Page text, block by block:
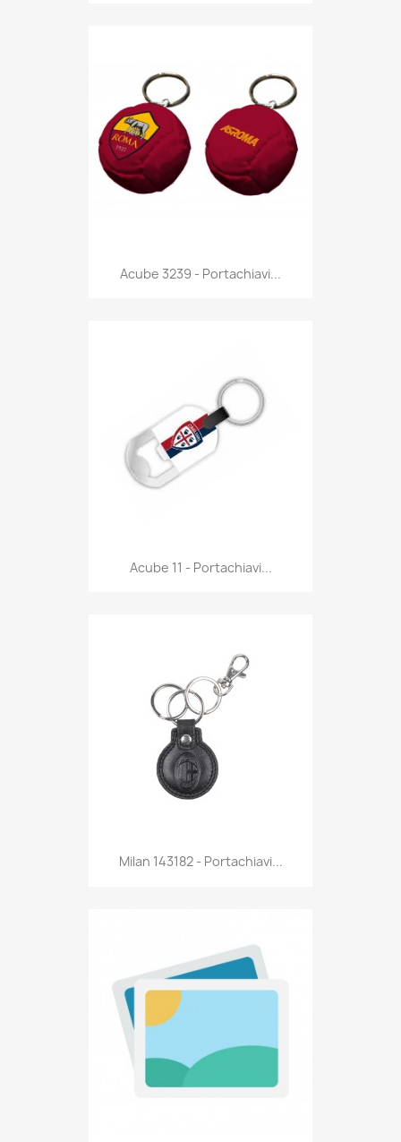
Anteprima
Acube 3239 - Portachiavi...
Anteprima
Acube 11 - Portachiavi...
Anteprima
Milan 143182 - Portachiavi...